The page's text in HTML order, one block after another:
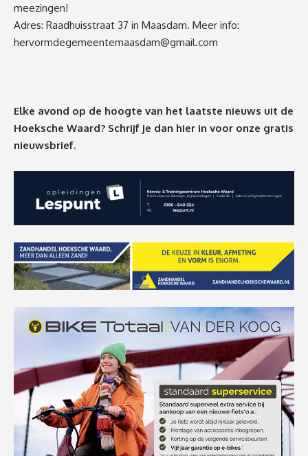
meezingen!
Adres: Raadhuisstraat 37 in Maasdam. Meer info:
hervormdegemeentemaasdam@gmail.com
Elke avond op de hoogte van het laatste nieuws uit de
Hoeksche Waard? Schrijf je dan hier in voor onze gratis
nieuwsbrief.